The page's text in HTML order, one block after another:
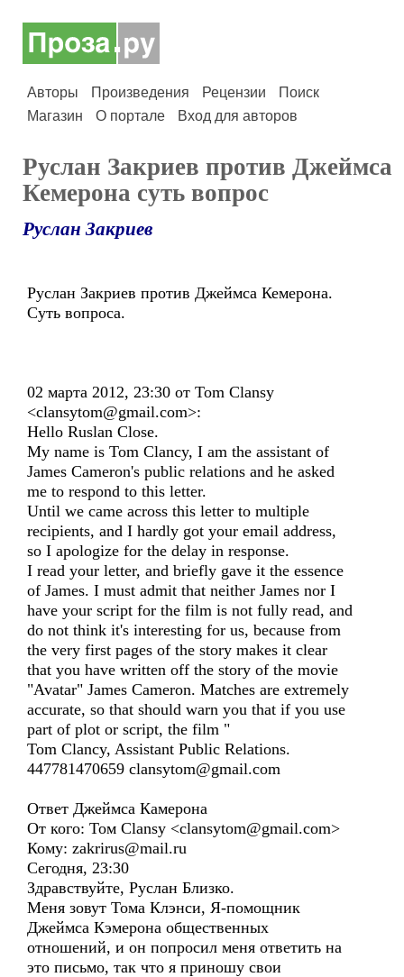
Авторы Произведения Рецензии
Поиск
Магазин
О портале Вход для авторов
Руслан Закриев против Джеймса
Кемерона суть вопрос
Руслан Закриев
Руслан Закриев против Джеймса Кемерона.
Суть вопроса.
02 марта 2012, 23:30 от Tom Clansy
<clansytom@gmail.com>:
Hello Ruslan Close.
My name is Tom Clancy, I am the assistant of
James Cameron's public relations and he asked
me to respond to this letter.
Until we came across this letter to multiple
recipients, and I hardly got your email address,
so I apologize for the delay in response.
I read your letter, and briefly gave it the essence
of James. I must admit that neither James nor I
have your script for the film is not fully read, and
do not think it's interesting for us, because from
the very first pages of the story makes it clear
that you have written off the story of the movie
"Avatar" James Cameron. Matches are extremely
accurate, so that should warn you that if you use
part of plot or script, the film "
Tom Clancy, Assistant Public Relations.
447781470659 clansytom@gmail.com
Ответ Джеймса Камерона
От кого: Том Clansy <clansytom@gmail.com>
Кому: zakrirus@mail.ru
Сегодня, 23:30
Здравствуйте, Руслан Близко.
Меня зовут Тома Клэнси, Я-помощник
Джеймса Кэмерона общественных
отношений, и он попросил меня ответить на
это письмо, так что я приношу свои